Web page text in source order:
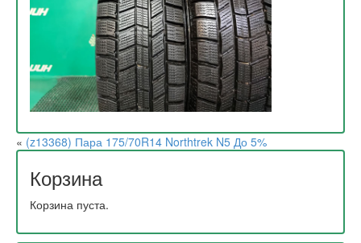
« (z13368) Пара 175/70R14 Northtrek N5 До 5%
Корзина
Корзина пуста.